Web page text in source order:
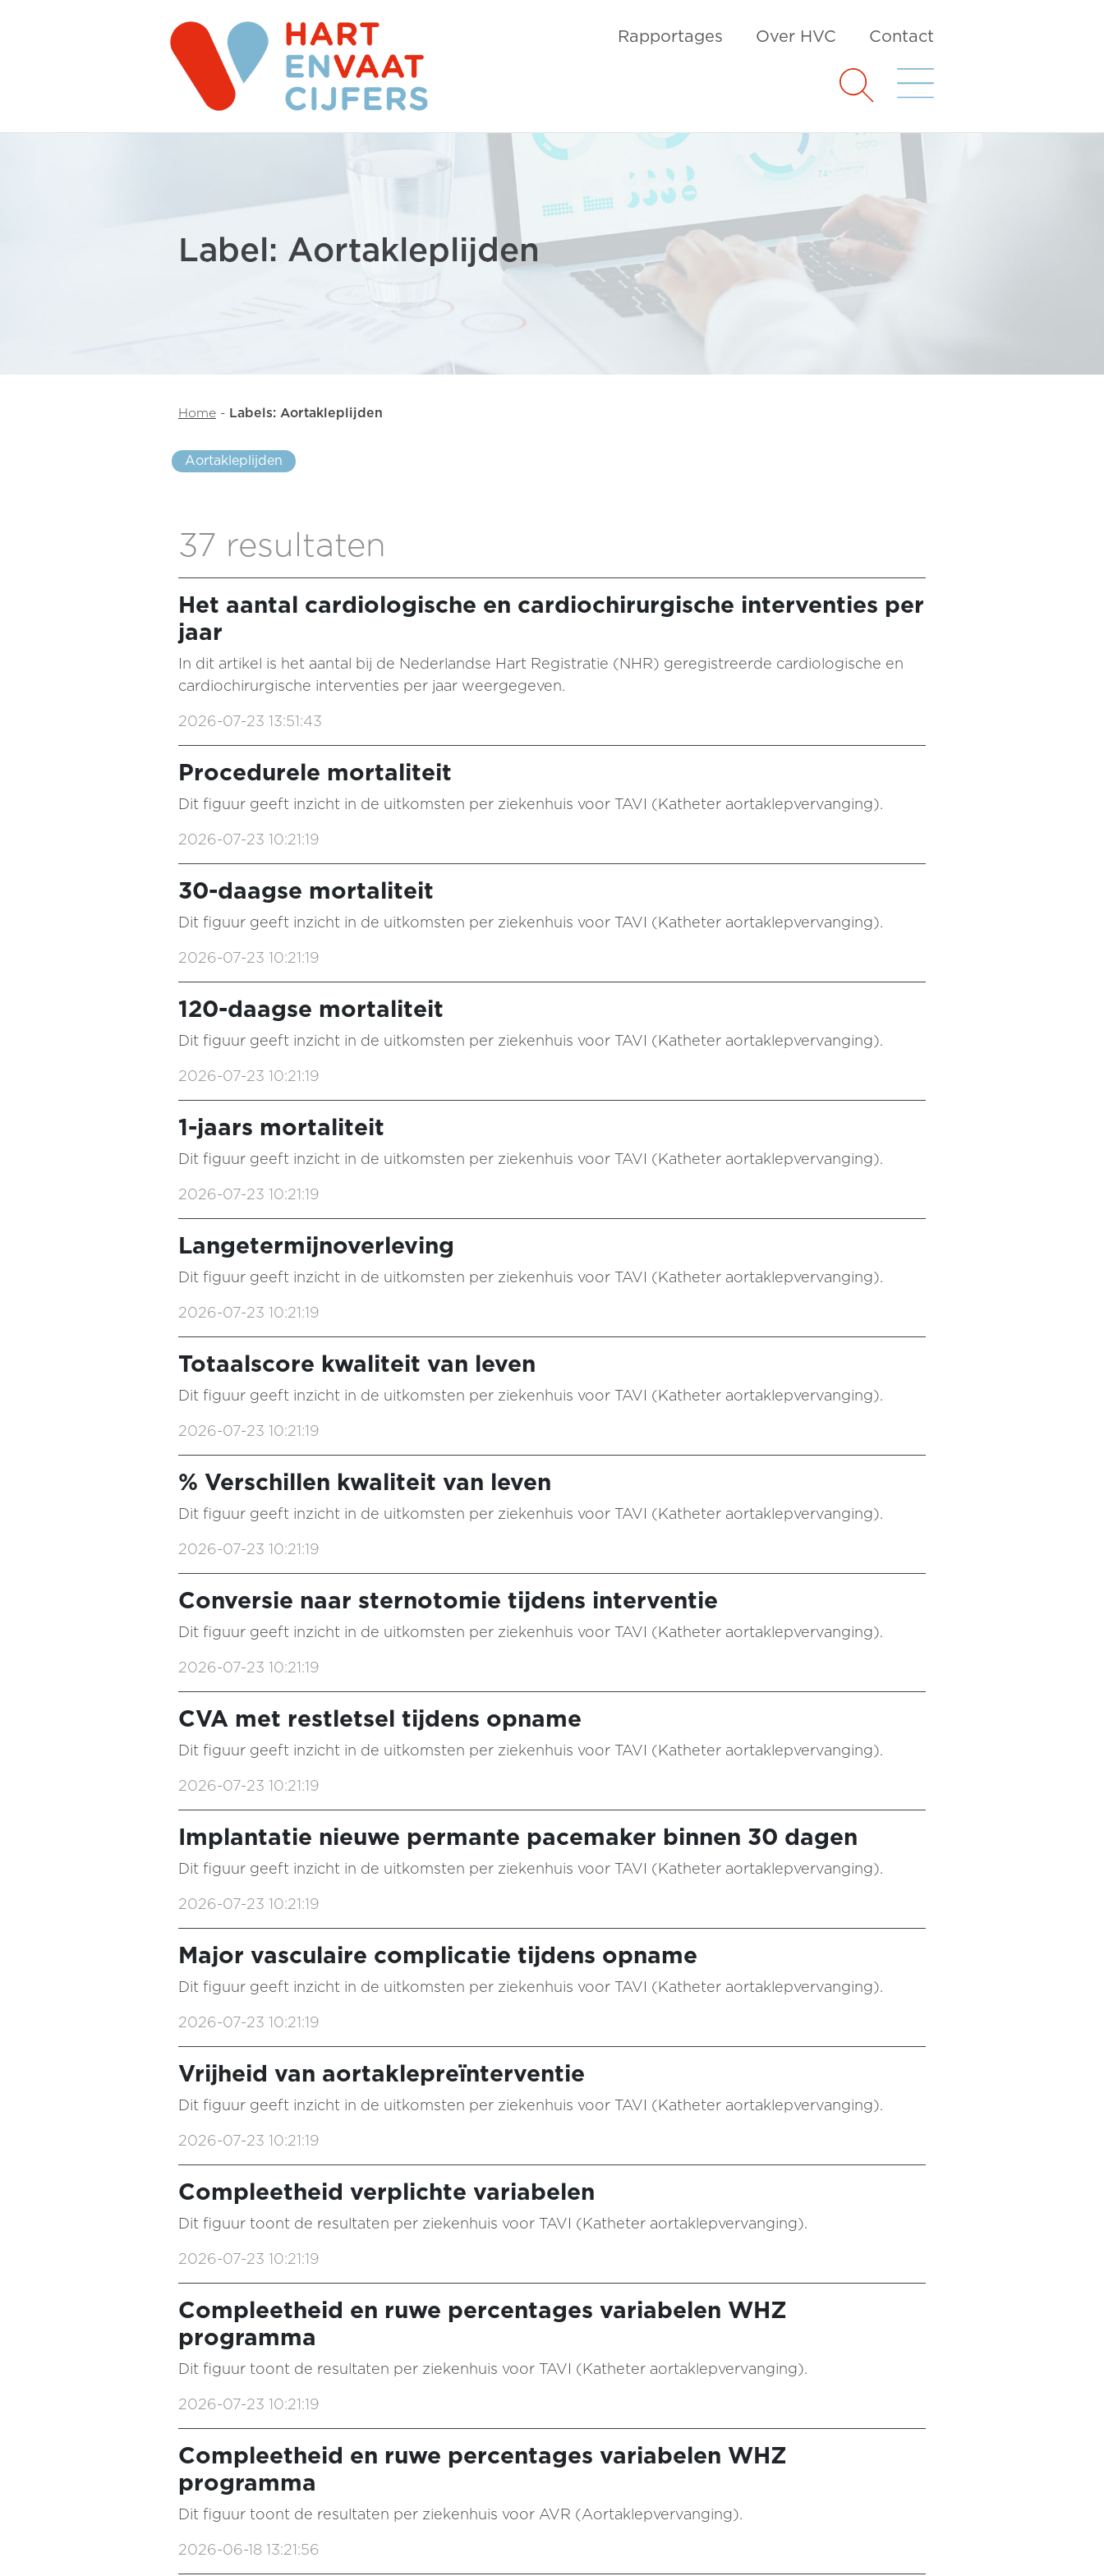
Rapportages Over HVC Contact
Label: Aortakleplijden
Home - Labels: Aortakleplijden
Aortakleplijden
37 resultaten
Het aantal cardiologische en cardiochirurgische interventies per
jaar
In dit artikel is het aantal bij de Nederlandse Hart Registratie (NHR) geregistreerde cardiologische en
cardiochirurgische interventies per jaar weergegeven.
2026-07-23 13:51:43
Procedurele mortaliteit
Dit figuur geeft inzicht in de uitkomsten per ziekenhuis voor TAVI (Katheter aortaklepvervanging).
2026-07-23 10:21:19
30-daagse mortaliteit
Dit figuur geeft inzicht in de uitkomsten per ziekenhuis voor TAVI (Katheter aortaklepvervanging).
2026-07-23 10:21:19
120-daagse mortaliteit
Dit figuur geeft inzicht in de uitkomsten per ziekenhuis voor TAVI (Katheter aortaklepvervanging).
2026-07-23 10:21:19
1-jaars mortaliteit
Dit figuur geeft inzicht in de uitkomsten per ziekenhuis voor TAVI (Katheter aortaklepvervanging).
2026-07-23 10:21:19
Langetermijnoverleving
Dit figuur geeft inzicht in de uitkomsten per ziekenhuis voor TAVI (Katheter aortaklepvervanging).
2026-07-23 10:21:19
Totaalscore kwaliteit van leven
Dit figuur geeft inzicht in de uitkomsten per ziekenhuis voor TAVI (Katheter aortaklepvervanging).
2026-07-23 10:21:19
% Verschillen kwaliteit van leven
Dit figuur geeft inzicht in de uitkomsten per ziekenhuis voor TAVI (Katheter aortaklepvervanging).
2026-07-23 10:21:19
Conversie naar sternotomie tijdens interventie
Dit figuur geeft inzicht in de uitkomsten per ziekenhuis voor TAVI (Katheter aortaklepvervanging).
2026-07-23 10:21:19
CVA met restletsel tijdens opname
Dit figuur geeft inzicht in de uitkomsten per ziekenhuis voor TAVI (Katheter aortaklepvervanging).
2026-07-23 10:21:19
Implantatie nieuwe permante pacemaker binnen 30 dagen
Dit figuur geeft inzicht in de uitkomsten per ziekenhuis voor TAVI (Katheter aortaklepvervanging).
2026-07-23 10:21:19
Major vasculaire complicatie tijdens opname
Dit figuur geeft inzicht in de uitkomsten per ziekenhuis voor TAVI (Katheter aortaklepvervanging).
2026-07-23 10:21:19
Vrijheid van aortaklepreïnterventie
Dit figuur geeft inzicht in de uitkomsten per ziekenhuis voor TAVI (Katheter aortaklepvervanging).
2026-07-23 10:21:19
Compleetheid verplichte variabelen
Dit figuur toont de resultaten per ziekenhuis voor TAVI (Katheter aortaklepvervanging).
2026-07-23 10:21:19
Compleetheid en ruwe percentages variabelen WHZ
programma
Dit figuur toont de resultaten per ziekenhuis voor TAVI (Katheter aortaklepvervanging).
2026-07-23 10:21:19
Compleetheid en ruwe percentages variabelen WHZ
programma
Dit figuur toont de resultaten per ziekenhuis voor AVR (Aortaklepvervanging).
2026-06-18 13:21:56